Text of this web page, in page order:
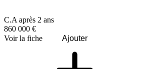
C.A après 2 ans
860 000 €
Voir la fiche
Ajouter